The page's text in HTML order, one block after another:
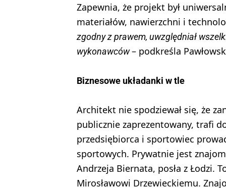
Zapewnia, że projekt był
materiałów, nawierzchni i
zgodny z prawem, uwzględniał
wykonawców– podkreśla
Biznesowe układanki w tle
Architekt nie spodziewał się, że
publicznie zaprezentowany, trafi
przedsiębiorca i sportowiec
sportowych. Prywatnie jest
Andrzeja Biernata, posła z Łodzi.
Mirosławowi Drzewieckiemu.